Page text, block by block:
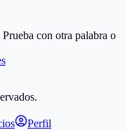
con otra palabra o
Perfil